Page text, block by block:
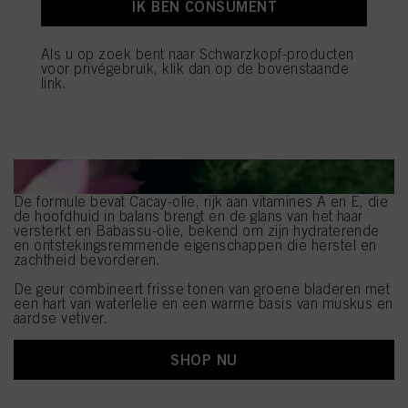
De formule bevat Cacay-olie, rijk aan vitamines A en E, die
de hoofdhuid in balans brengt en de glans van het haar
versterkt en Babassu-olie, bekend om zijn hydraterende
en ontstekingsremmende eigenschappen die herstel en
zachtheid bevorderen.
De geur combineert frisse tonen van groene bladeren met
een hart van waterlelie en een warme basis van muskus en
aardse vetiver.
SHOP NU
IK BEN CONSUMENT
Als u op zoek bent naar Schwarzkopf-producten
voor privégebruik, klik dan op de bovenstaande
link.
Als u op "Cookie-instellingen" klikt, kunt u meer informatie vinden over de
een of meer van de hierboven genoemde doeleinden. Door op "Alles
aanvaarden" te klikken, gaat u akkoord met het gebruik van cookies en met
de verwerking van uw persoonsgegevens voor alle hierboven vermelde